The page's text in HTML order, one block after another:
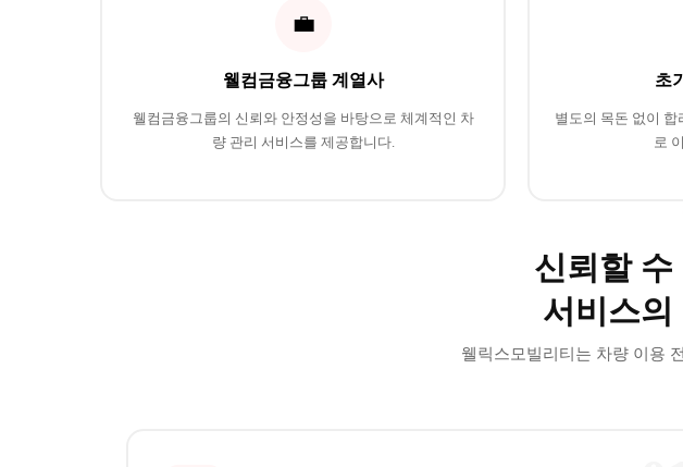
💼
웰컴금융그룹 계열사
웰컴금융그룹의 신뢰와 안정성을 바탕으로 체계적인 차
량 관리 서비스를 제공합니다.
초
별도의 목돈 없이
로
신뢰할 수
서비스
웰릭스모빌리티는 차량 이용